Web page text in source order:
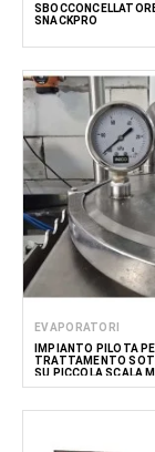
SNACKPRO
EVAPORATORI
IMPIANTO PILOTA
TRATTAMENTO
SU PICCOLA SCALA